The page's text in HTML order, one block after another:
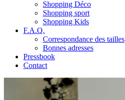
Shopping Déco
Shopping sport
Shopping Kids
F.A.Q.
Correspondance des tailles
Bonnes adresses
Pressbook
Contact